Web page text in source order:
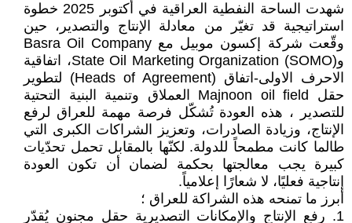
شهدت الساحة النفطية العراقية في أكتوبر 2025 خطوة
استراتيجية قد تغيّر من معادلة الإنتاج والتصدير، حين
وقّعت شركة إكسون موبيل مع Basra Oil Company
وState Oil Marketing Organization (SOMO)، اتفاقية
الاحرف الاولى-اتفاق (Heads of Agreement) لتطوير
حقل Majnoon oil field العملاق وتنمية البنية التحتية
للتصدير ، هذه العودة تُشكّل فرصة مهمة للعراق لرفع
الإنتاج، وزيادة الصادرات، وتعزيز الشراكات الكبرى التي
طالما كانت مطمحاً للدولة. لكنّها بالمقابل تحمل تحدّيات
كبيرة يجب معالجتها بحكمة لضمان أن تكون العودة
إنتاجية فعليًا، لا شعارًا إعلامياً.
أبرز ما تمنحه هذه الشراكة للعراق ؛
1. رفع الإنتاج والإمكانات التصديرية حقل مجنون يُقدّر